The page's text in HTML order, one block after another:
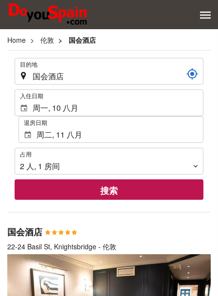
Home 伦敦 国会酒店
. 目的地
. 入住日期
退房日期
占
用
占用
2 人, 1 房间
搜索
国会酒店
22-24 Basil St, Knightsbridge - 伦敦